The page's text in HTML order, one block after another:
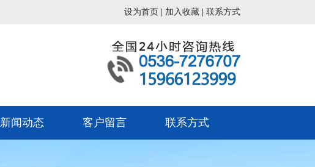
设为首页 加入收藏 联系方式
新闻动态 客户留言 联系方式